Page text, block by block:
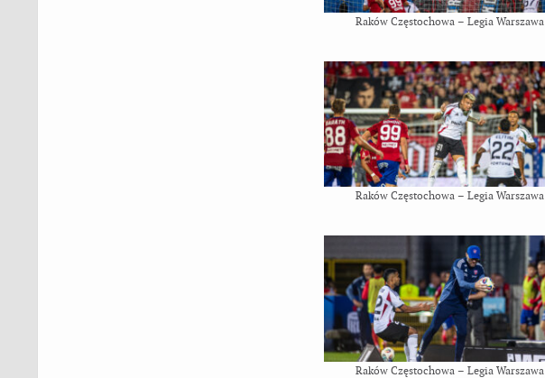
Raków Częstochowa – Legia Warszawa
Raków Częstochowa – Legia Warszawa
Raków Częstochowa – Legia Warszawa